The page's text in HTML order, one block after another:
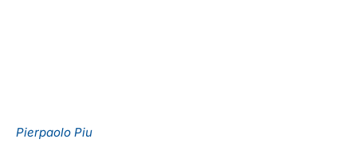
Pierpaolo Piu